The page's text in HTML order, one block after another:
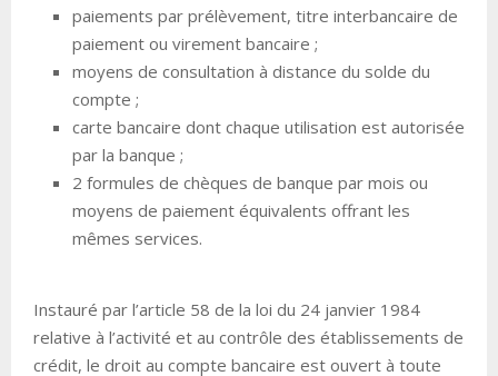
paiements par prélèvement, titre interbancaire de
paiement ou virement bancaire ;
moyens de consultation à distance du solde du
compte ;
carte bancaire dont chaque utilisation est autorisée
par la banque ;
2 formules de chèques de banque par mois ou
moyens de paiement équivalents offrant les
mêmes services.
Instauré par l’article 58 de la loi du 24 janvier 1984
relative à l’activité et au contrôle des établissements de
crédit, le droit au compte bancaire est ouvert à toute